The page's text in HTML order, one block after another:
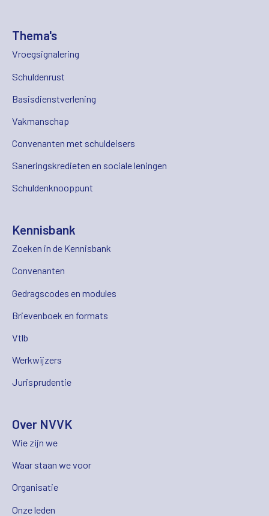
Thema's
Vroegsignalering
Schuldenrust
Basisdienstverlening
Vakmanschap
Convenanten met schuldeisers
Saneringskredieten en sociale leningen
Schuldenknooppunt
Kennisbank
Zoeken in de Kennisbank
Convenanten
Gedragscodes en modules
Brievenboek en formats
Vtlb
Werkwijzers
Jurisprudentie
Over NVVK
Wie zijn we
Waar staan we voor
Organisatie
Onze leden